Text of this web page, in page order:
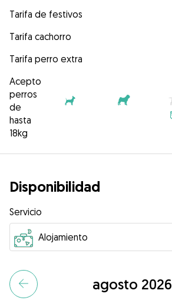
Tarifa de festivos
Tarifa cachorro
Tarifa perro extra
Acepto
perros
de
hasta
18kg
Disponibilidad
Servicio
agosto 2026